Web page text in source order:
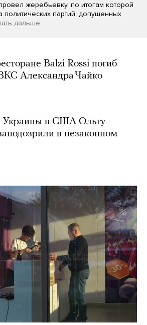
жеребьевку, по итогам которой
политических партий, допущенных
дальше
Balzi Rossi погиб
Александра Чайко
Украины в США Ольгу
в незаконном